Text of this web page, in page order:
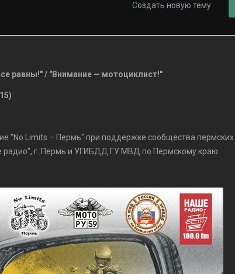
Создать новую тему
равны!" / "Внимание — мотоциклист!"
"No Limits – Пермь" при поддержке сообщества
г. Пермь и УГИБДД ГУ МВД по Пермскому краю.